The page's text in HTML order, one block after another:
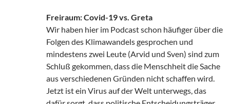
Freiraum: Covid-19 vs. Greta
Wir haben hier im Podcast schon häufiger über die
Folgen des Klimawandels gesprochen und
mindestens zwei Leute (Arvid und Sven) sind zum
Schluß gekommen, dass die Menschheit die Sache
aus verschiedenen Gründen nicht schaffen wird.
Jetzt ist ein Virus auf der Welt unterwegs, das